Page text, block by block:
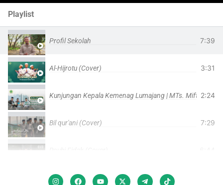
Playlist
Profil Sekolah 7:39
Al-Hijrotu (Cover) 3:31
Kunjungan Kepala Kemenag Lumajang | MTs. Miftahul
2:24
Bil qur'ani (Cover) 7:29